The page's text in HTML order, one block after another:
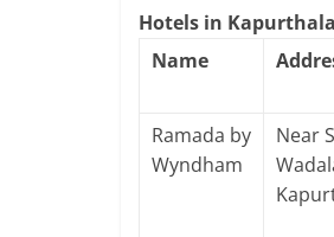
Hotels in Kapurthala
Name
Ramada by
Wyndham
Near